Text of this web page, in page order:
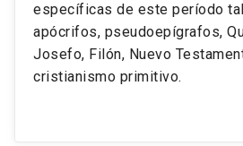
específicas de este período
apócrifos, pseudoepígrafos,
Josefo, Filón, Nuevo
cristianismo primitivo.